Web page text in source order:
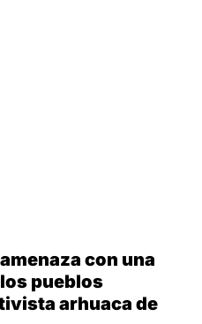
con una
pueblos
arhuaca de